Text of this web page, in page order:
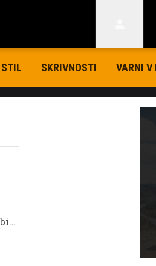
STIL SKRIVNOSTI VARNI V